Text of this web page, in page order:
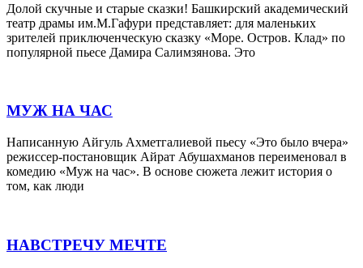
Долой скучные и старые сказки! Башкирский академический
театр драмы им.М.Гафури представляет: для маленьких
зрителей приключенческую сказку «Море. Остров. Клад» по
популярной пьесе Дамира Салимзянова. Это
МУЖ НА ЧАС
Написанную Айгуль Ахметгалиевой пьесу «Это было вчера»
режиссер-постановщик Айрат Абушахманов переименовал в
комедию «Муж на час». В основе сюжета лежит история о
том, как люди
НАВСТРЕЧУ МЕЧТЕ